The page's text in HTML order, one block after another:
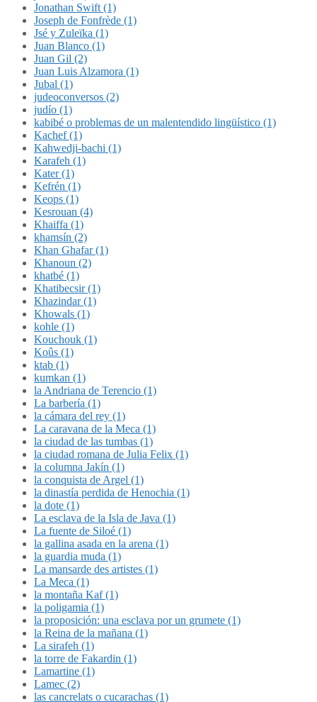
Jonathan Swift (1)
Joseph de Fonfrède (1)
Jsé y Zuleïka (1)
Juan Blanco (1)
Juan Gil (2)
Juan Luis Alzamora (1)
Jubal (1)
judeoconversos (2)
judío (1)
kabibé o problemas de un malentendido lingüístico (1)
Kachef (1)
Kahwedji-bachi (1)
Karafeh (1)
Kater (1)
Kefrén (1)
Keops (1)
Kesrouan (4)
Khaiffa (1)
khamsín (2)
Khan Ghafar (1)
Khanoun (2)
khatbé (1)
Khatibecsir (1)
Khazindar (1)
Khowals (1)
kohle (1)
Kouchouk (1)
Koûs (1)
ktab (1)
kumkan (1)
la Andriana de Terencio (1)
La barbería (1)
la cámara del rey (1)
La caravana de la Meca (1)
la ciudad de las tumbas (1)
la ciudad romana de Julia Felix (1)
la columna Jakín (1)
la conquista de Argel (1)
la dinastía perdida de Henochia (1)
la dote (1)
La esclava de la Isla de Java (1)
La fuente de Siloé (1)
la gallina asada en la arena (1)
la guardia muda (1)
La mansarde des artistes (1)
La Meca (1)
la montaña Kaf (1)
la poligamia (1)
la proposición: una esclava por un grumete (1)
la Reina de la mañana (1)
La sirafeh (1)
la torre de Fakardin (1)
Lamartine (1)
Lamec (2)
las cancrelats o cucarachas (1)